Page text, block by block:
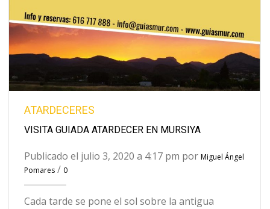
ATARDECERES
VISITA GUIADA ATARDECER EN MURSIYA
Publicado el julio 3, 2020 a 4:17 pm por Miguel Ángel
Pomares / 0
Cada tarde se pone el sol sobre la antigua